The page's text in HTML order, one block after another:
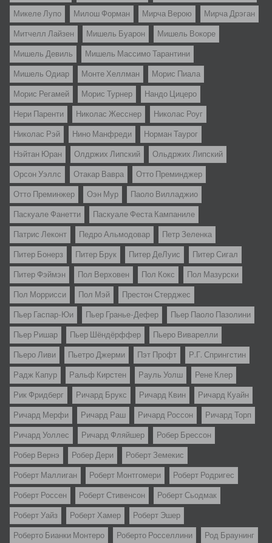
Микеле Лупо Милош Форман Мирча Верою Мирча Дрэган
Митчелл Лайзен Мишель Буарон Мишель Вокоре
Мишель Девиль Мишель Массимо Тарантини
Мишель Одиар Монте Хеллман Морис Пиала
Морис Регамей Морис Турнер Нандо Цицеро
Нери Паренти Николас Жесснер Николас Роуг
Николас Рэй Нино Манфреди Норман Таурог
Нэйтан Юран Олдржих Липский Ольдржих Липский
Орсон Уэллс Отакар Вавра Отто Преминджер
Отто Преминжер Оэн Мур Паоло Вилладжио
Паскуале Фанетти Паскуале Феста Кампаниле
Патрис Леконт Педро Альмодовар Петр Зеленка
Питер Бонерз Питер Брук Питер ДеЛуис Питер Сигал
Питер Фэймэн Пол Верховен Пол Кокс Пол Мазурски
Пол Моррисси Пол Мэй Престон Стерджес
Пьер Гаспар-Юи Пьер Гранье-Дефер Пьер Паоло Пазолини
Пьер Ришар Пьер Шёндёрффер Пьеро Виварелли
Пьеро Ливи Пьетро Джерми Пэт Профт Р.Г. Спрингстин
Радж Капур Ральф Кирстен Рауль Уолш Рене Клер
Рик Фридберг Ричард Брукс Ричард Квин Ричард Куайн
Ричард Мерфи Ричард Раш Ричард Россон Ричард Торп
Ричард Уоллес Ричард Фляйшер Робер Брессон
Робер Вернэ Робер Дери Роберт Земекис
Роберт Маллиган Роберт Монтгомери Роберт Родригес
Роберт Россен Роберт Стивенсон Роберт Сьодмак
Роберт Уайз Роберт Хамер Роберт Эшер
Роберто Бианки Монтеро Роберто Росселлини Род Браунинг